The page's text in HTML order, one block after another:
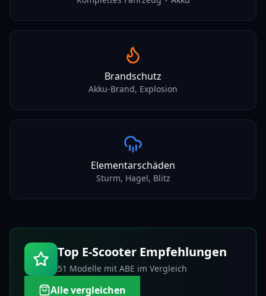
Brandschutz
Akku-Brand, Explosion
Elementarschäden
Sturm, Hagel, Blitz
Top E-Scooter Empfehlungen
51 Modelle mit ABE im Vergleich
Alle vergleichen